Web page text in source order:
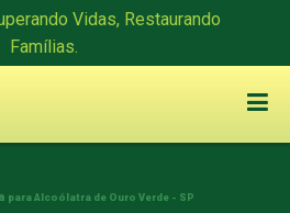
Vidas, Restaurando
Famílias.
para Alcoólatra de Ouro Verde - SP